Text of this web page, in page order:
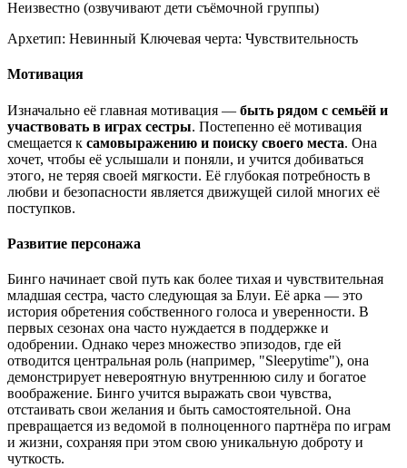
Неизвестно (озвучивают дети съёмочной группы)
Архетип: Невинный Ключевая черта: Чувствительность
Мотивация
Изначально её главная мотивация — быть рядом с семьёй и
участвовать в играх сестры. Постепенно её мотивация
смещается к самовыражению и поиску своего места. Она
хочет, чтобы её услышали и поняли, и учится добиваться
этого, не теряя своей мягкости. Её глубокая потребность в
любви и безопасности является движущей силой многих её
поступков.
Развитие персонажа
Бинго начинает свой путь как более тихая и чувствительная
младшая сестра, часто следующая за Блуи. Её арка — это
история обретения собственного голоса и уверенности. В
первых сезонах она часто нуждается в поддержке и
одобрении. Однако через множество эпизодов, где ей
отводится центральная роль (например, "Sleepytime"), она
демонстрирует невероятную внутреннюю силу и богатое
воображение. Бинго учится выражать свои чувства,
отстаивать свои желания и быть самостоятельной. Она
превращается из ведомой в полноценного партнёра по играм
и жизни, сохраняя при этом свою уникальную доброту и
чуткость.